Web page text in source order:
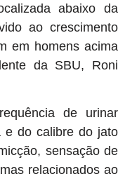
abaixo da
ao crescimento
em homens acima
da SBU, Roni
de urinar
e do calibre do jato
sensação de
relacionados ao